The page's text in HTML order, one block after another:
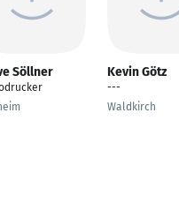
Söllner Kevin Götz
---
Waldkirch